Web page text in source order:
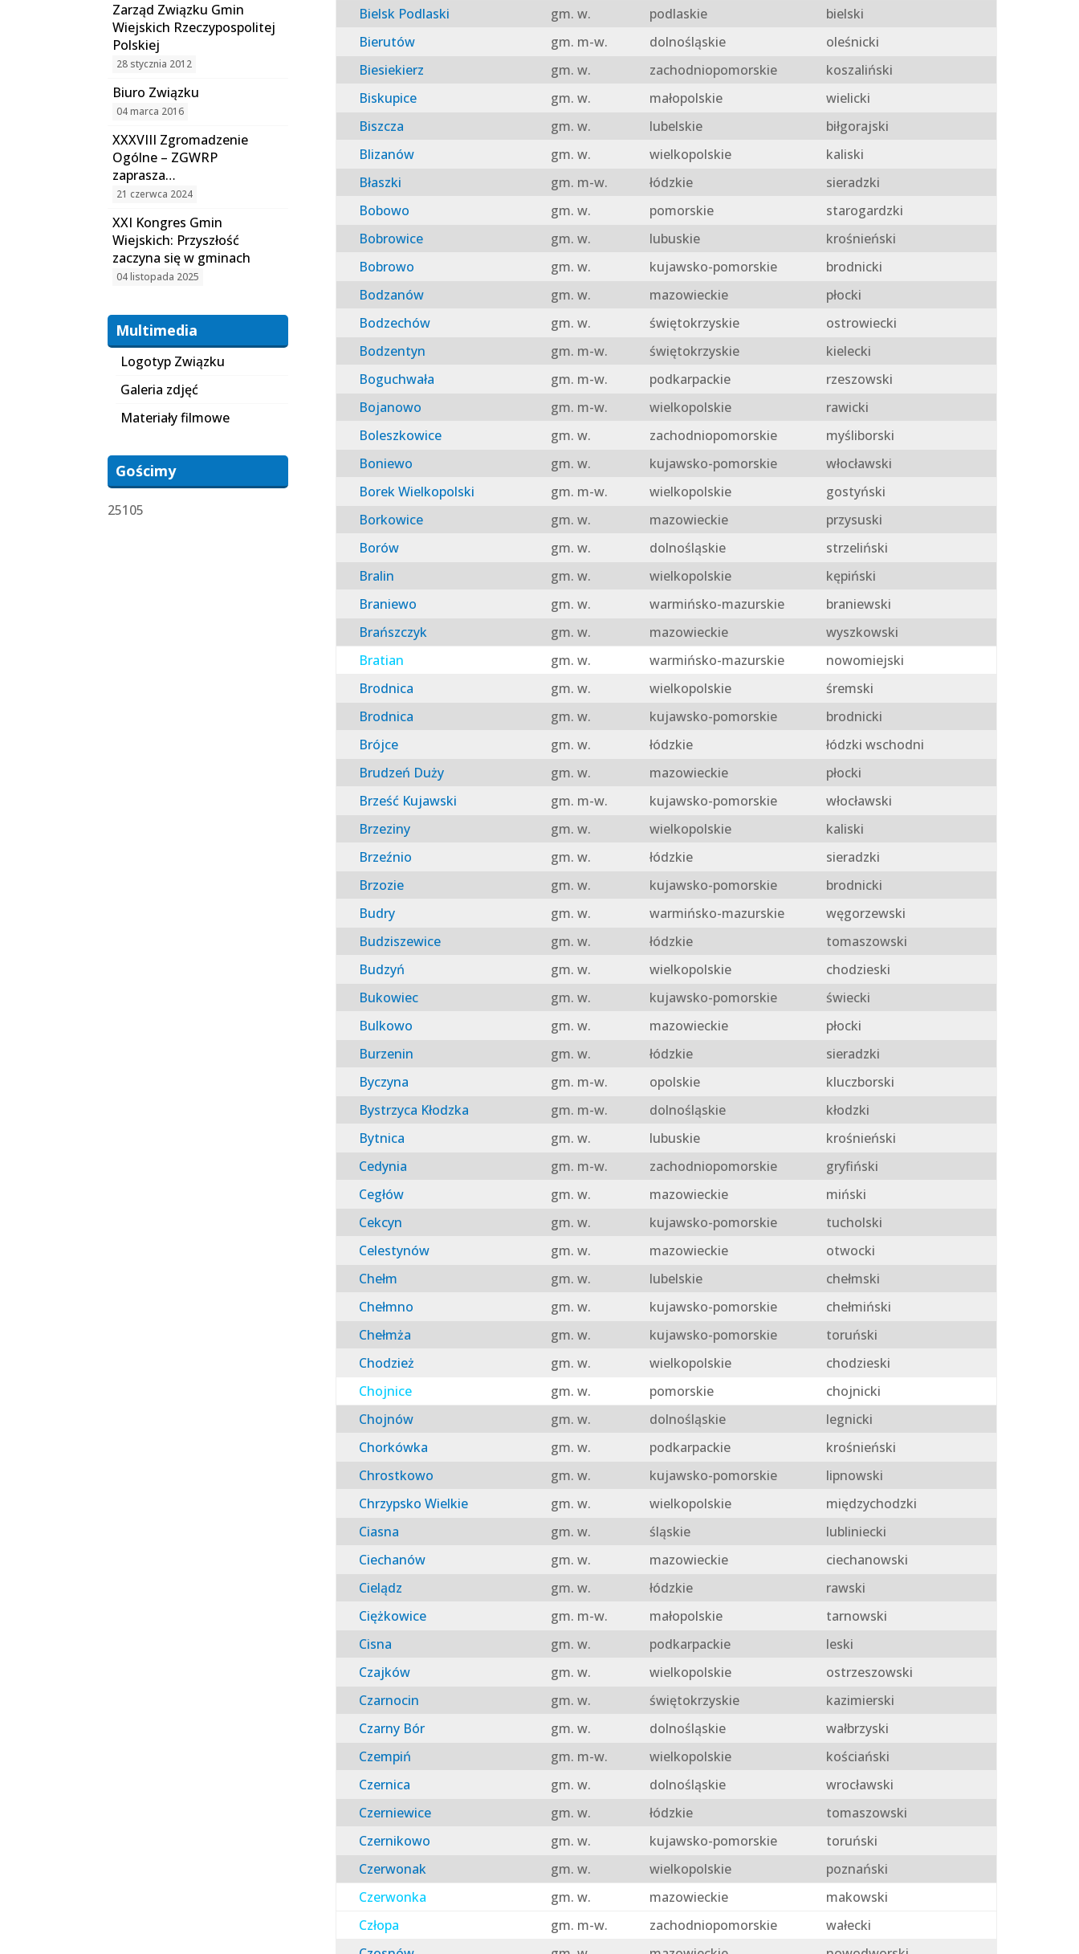
Bielsk Podlaski
gm. w. podlaskie
bielski
Bierutów
gm. m-w. dolnośląskie
oleśnicki
Biesiekierz
gm. w. zachodniopomorskie
koszaliński
Biskupice
gm. w. małopolskie
wielicki
Biszcza
gm. w. lubelskie
biłgorajski
Blizanów
gm. w. wielkopolskie
kaliski
Błaszki
gm. m-w. łódzkie
sieradzki
Bobowo
gm. w. pomorskie
starogardzki
Bobrowice
gm. w. lubuskie
krośnieński
Bobrowo
gm. w. kujawsko-pomorskie
brodnicki
Bodzanów
gm. w. mazowieckie
płocki
Bodzechów
gm. w. świętokrzyskie
ostrowiecki
Bodzentyn
gm. m-w. świętokrzyskie
kielecki
Boguchwała
gm. m-w. podkarpackie
rzeszowski
Bojanowo
gm. m-w. wielkopolskie
rawicki
Boleszkowice
gm. w. zachodniopomorskie
myśliborski
Boniewo
gm. w. kujawsko-pomorskie
włocławski
Borek Wielkopolski
gm. m-w. wielkopolskie
gostyński
Borkowice
gm. w. mazowieckie
przysuski
Borów
gm. w. dolnośląskie
strzeliński
Bralin
gm. w. wielkopolskie
kępiński
Braniewo
gm. w. warmińsko-mazurskie
braniewski
Brańszczyk
gm. w. mazowieckie
wyszkowski
Bratian
gm. w. warmińsko-mazurskie
nowomiejski
Brodnica
gm. w. wielkopolskie
śremski
Brodnica
gm. w. kujawsko-pomorskie
brodnicki
Brójce
gm. w. łódzkie
łódzki wschodni
Brudzeń Duży
gm. w. mazowieckie
płocki
Brześć Kujawski
gm. m-w. kujawsko-pomorskie
włocławski
Brzeziny
gm. w. wielkopolskie
kaliski
Brzeźnio
gm. w. łódzkie
sieradzki
Brzozie
gm. w. kujawsko-pomorskie
brodnicki
Budry
gm. w. warmińsko-mazurskie
węgorzewski
Budziszewice
gm. w. łódzkie
tomaszowski
Budzyń
gm. w. wielkopolskie
chodzieski
Bukowiec
gm. w. kujawsko-pomorskie
świecki
Bulkowo
gm. w. mazowieckie
płocki
Burzenin
gm. w. łódzkie
sieradzki
Byczyna
gm. m-w. opolskie
kluczborski
Bystrzyca Kłodzka
gm. m-w. dolnośląskie
kłodzki
Bytnica
gm. w. lubuskie
krośnieński
Cedynia
gm. m-w. zachodniopomorskie
gryfiński
Cegłów
gm. w. mazowieckie
miński
Cekcyn
gm. w. kujawsko-pomorskie
tucholski
Celestynów
gm. w. mazowieckie
otwocki
Chełm
gm. w. lubelskie
chełmski
Chełmno
gm. w. kujawsko-pomorskie
chełmiński
Chełmża
gm. w. kujawsko-pomorskie
toruński
Chodzież
gm. w. wielkopolskie
chodzieski
Chojnice
gm. w. pomorskie
chojnicki
Chojnów
gm. w. dolnośląskie
legnicki
Chorkówka
gm. w. podkarpackie
krośnieński
Chrostkowo
gm. w. kujawsko-pomorskie
lipnowski
Chrzypsko Wielkie
gm. w. wielkopolskie
międzychodzki
Ciasna
gm. w. śląskie
lubliniecki
Ciechanów
gm. w. mazowieckie
ciechanowski
Cielądz
gm. w. łódzkie
rawski
Ciężkowice
gm. m-w. małopolskie
tarnowski
Cisna
gm. w. podkarpackie
leski
Czajków
gm. w. wielkopolskie
ostrzeszowski
Czarnocin
gm. w. świętokrzyskie
kazimierski
Czarny Bór
gm. w. dolnośląskie
wałbrzyski
Czempiń
gm. m-w. wielkopolskie
kościański
Czernica
gm. w. dolnośląskie
wrocławski
Czerniewice
gm. w. łódzkie
tomaszowski
Czernikowo
gm. w. kujawsko-pomorskie
toruński
Czerwonak
gm. w. wielkopolskie
poznański
Czerwonka
gm. w. mazowieckie
makowski
Człopa
gm. m-w. zachodniopomorskie
wałecki
Zarząd Związku Gmin
Wiejskich Rzeczypospolitej
Polskiej
28 stycznia 2012
Biuro Związku
04 marca 2016
XXXVIII Zgromadzenie
Ogólne – ZGWRP
zaprasza…
21 czerwca 2024
XXI Kongres Gmin
Wiejskich: Przyszłość
zaczyna się w gminach
04 listopada 2025
Multimedia
Logotyp Związku
Galeria zdjęć
Materiały filmowe
Gościmy
25105